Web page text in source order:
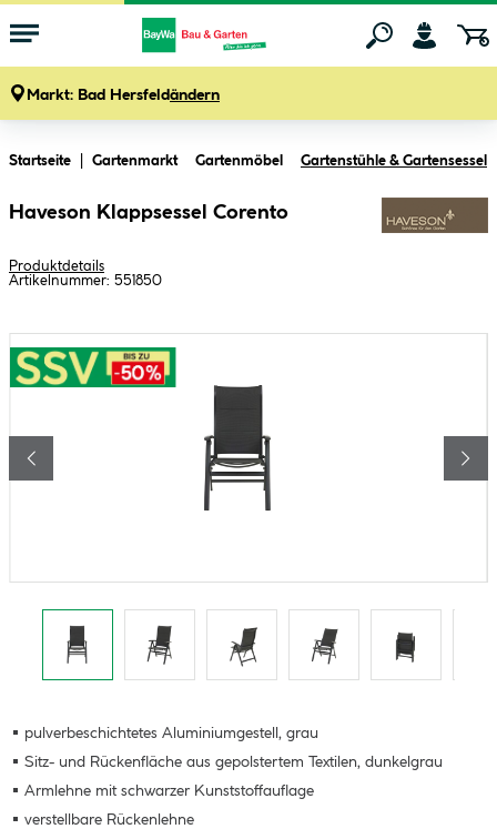
Markt: Bad Hersfeldändern
Startseite Gartenmarkt Gartenmöbel Gartenstühle & Gartensessel
Haveson Klappsessel Corento
Produktdetails
Artikelnummer: 551850
pulverbeschichtetes Aluminiumgestell, grau
Sitz- und Rückenfläche aus gepolstertem Textilen, dunkelgrau
Armlehne mit schwarzer Kunststoffauflage
verstellbare Rückenlehne